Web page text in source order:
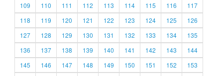
109
110 111 112 113 114 115 116
117
118
119 120 121 122 123 124 125
126
127
128 129 130 131 132 133 134
135
136
137 138 139 140 141 142 143
144
145
146 147 148 149 150 151 152
153